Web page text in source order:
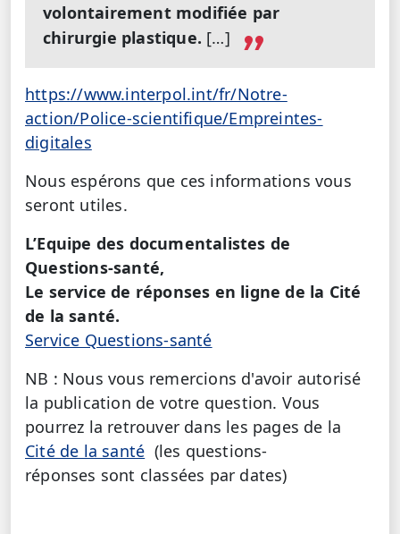
volontairement modifiée par
chirurgie plastique. […]
https://www.interpol.int/fr/Notre-
action/Police-scientifique/Empreintes-
digitales
Nous espérons que ces informations vous
seront utiles.
L’Equipe des documentalistes de
Questions-santé,
Le service de réponses en ligne de la Cité
de la santé.
Service Questions-santé
NB : Nous vous remercions d'avoir autorisé
la publication de votre question. Vous
pourrez la retrouver dans les pages de la
Cité de la santé (les questions-
réponses sont classées par dates)